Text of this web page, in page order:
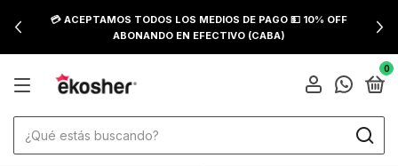
💳 ACEPTAMOS TODOS LOS MEDIOS DE PAGO 💵 10% OFF
ABONANDO EN EFECTIVO (CABA)
0